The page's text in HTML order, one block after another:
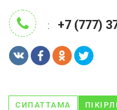
: +7 (777)
СИПАТТАМА